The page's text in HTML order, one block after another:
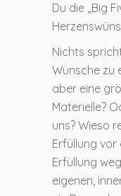
Du die „Big
Nichts
Wünsche zu
aber eine
Materielle?
uns? Wieso
Erfüllung vor
Erfüllung
eigenen,